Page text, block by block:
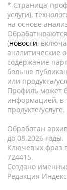
* Страница-
услуги),
на основе
(новости,
аналитические
содержание
больше
или продукта/
Профиль может
информацией, в
продукте/услуге.
Обработан
до 08.2026 годы.
Ключевых фраз
724415.
Создано
Редакция